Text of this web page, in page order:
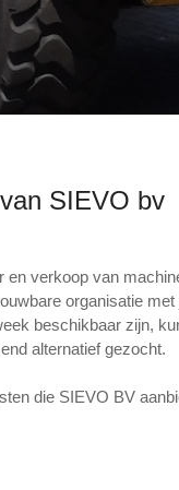
SIEVO bv
verkoop van
organisatie
beschikbaar zijn,
alternatief gezocht.
die SIEVO BV